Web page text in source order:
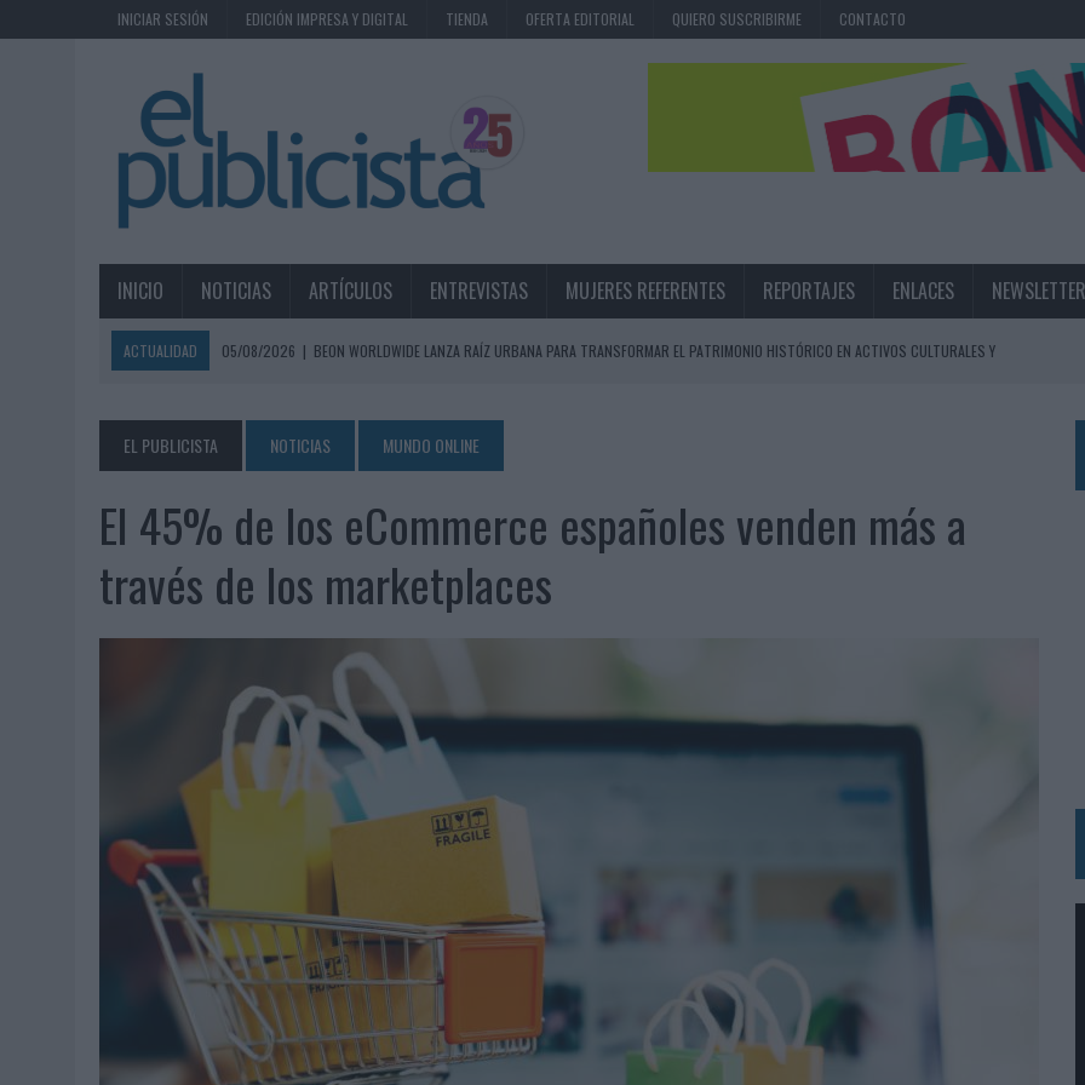
INICIAR SESIÓN EDICIÓN IMPRESA Y DIGITAL TIENDA OFERTA EDITORIAL QUIERO SUSCRIBIRME CONTACTO
INICIO NOTICIAS ARTÍCULOS ENTREVISTAS MUJERES REFERENTES REPORTAJES ENLACES NEWSLETTER
ACTUALIDAD 05/08/2026 | BEON WORLDWIDE LANZA RAÍZ URBANA PARA TRANSFORMAR EL PATRIMONIO HISTÓRICO EN ACTIVOS CULTURALES Y
05/08/2026 | LOPESAN HOTELS & RESORTS ACERCA EL PARAÍSO CANARIO EN SU ÚLTIMA CAMPAÑA INTERNACIONAL
05/08/2026 |
LUIS ARQUILLOS (BURGO DE ARIAS): “LA CONSTRUCCIÓN DE MARCA A LARGO PLAZO Y LA MEDICIÓN SON DOS CARAS DE LA MISMA
MONEDA”
04/08/2026
‘EL PARAÍSO MÁS CERCA’, DE 22GRADOS PARA LOPESAN HOTELS & RESORTS
‘EL FÚTBOL SIN LAS PERSONAS’, DE DENTSU CREATIVE PARA ORANGE
CAPAZ, LA CERVEZA QUE CONVIERTE CADA BOTELLA EN UNA OPORTUNIDAD DE INCLUSIÓN
BABARIA Y MAXIBON SON ‘EL MATCH PERFECTO DEL VERANO’
AUDIBLE REIVINDICA EL PODER TRANSFORMADOR DEL AUDIO EN SU NUEVA CAMPAÑA GLOBAL DE MARCA
03/08/2026
‘VUELVE EL FÚTBOL. VUELVE A SOÑAR’, DE VML PARA MOVISTAR
03/08/2026
MOVISTAR APELA A LA ILUSIÓN DE LAS AFICIONES PARA EL REGRESO DEL FÚTBOL
03/08/2026 | EL REAL BETIS INVITA A LOS AFICIONADOS A DISEÑAR SU PRÓXIMA CAMISETA FOREVER GREEN
03/08/2026 | KFC CONVIERTE LOS UBER EN UN HOMENAJE AL UNIVERSO DE 'LOS SIMPSON'
03/08/2026
BACK MARKET PONE A LA MADRE DE SU FUNDADOR COMO AVAL DE SU CALIDAD
03/08/2026
PRESENTADO EL JURADO DE LOS PREMIOS DE MARKETING Y COMUNICACIÓN EN EL SECTOR ASEGURADOR 2026
31/07/2026
‘FROZEN DUNKIN’ X CALIPPO®’, AUTOPRODUCCIÓN DE DUNKIN’
EL PUBLICISTA NOTICIAS MUNDO ONLINE
El 45% de los eCommerce españoles venden más a
través de los marketplaces